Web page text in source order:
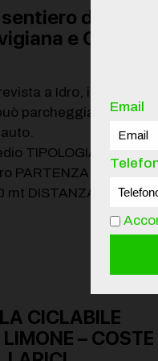
della
e Cima
a Idro, in centro
parcheggiare
TIPOLOGIA:All
PARTENZA:Idro
mt DISTANZA: 17 km
CICLABILE
– COSTE
Email